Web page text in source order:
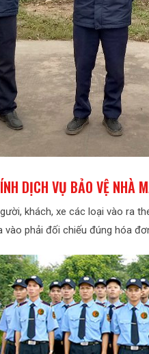
DỊCH VỤ BẢO VỆ NHÀ
khách, xe các loại vào ra
vào phải đối chiếu đúng hóa